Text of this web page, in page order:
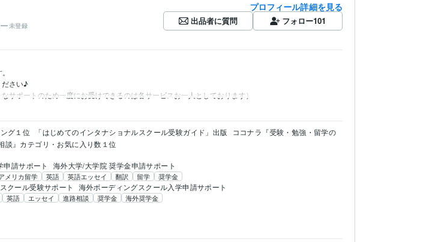
未登録
プロフィール詳細を見る
出品者に質問 フォロー101
ださい♪
サポートのため一度にお受けできるのは各サービスお一人としております）
グ１位 「はじめてのインタナショナルスクール受験ガイド」出版
ココナラ『受験・勉強・留学の
談』カテゴリ・お気に入り数１位
請サポート 海外大学/大学院 奨学金申請サポート
メリカ留学 英語 英語エッセイ 翻訳 留学 奨学金
クール受験サポート 海外ボーディングスクール入学申請サポート
英語 エッセイ 進路相談 奨学金 海外奨学金